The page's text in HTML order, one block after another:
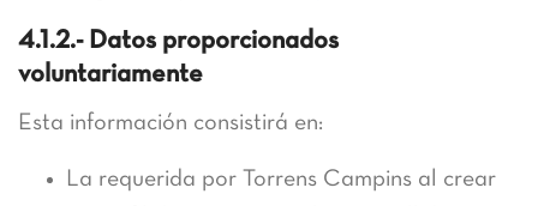
4.1.2.- Datos proporcionados
voluntariamente
Esta información consistirá en:
La requerida por Torrens Campins al crear